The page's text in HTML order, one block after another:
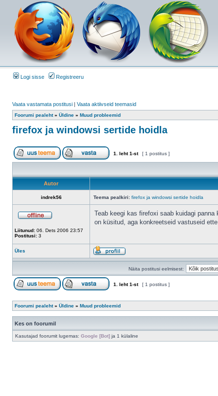
Logi sisse Registreeru
Vaata vastamata postitusi | Vaata aktiivseid teemasid
Foorumi pealeht» Üldine » Muud probleemid
firefox ja windowsi sertide hoidla
1 . leht1-st [ 1 postitus ]
Autor
indrek56 Teema pealkiri: firefox ja windowsi sertide hoidla
Liitunud: 06. Dets 2006 23:57
Postitusi: 3
Teab keegi kas firefoxi saab kuidagi
on küsitud, aga konkreetseid vastuseid
Üles
Näita postitusi eelmisest:
1 . leht1-st [ 1 postitus ]
Foorumi pealeht» Üldine » Muud probleemid
Kes on foorumil
Kasutajad foorumit lugemas: Google [Bot] ja 1 külaline